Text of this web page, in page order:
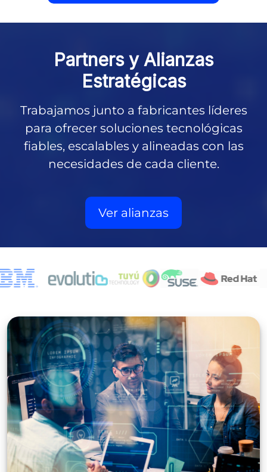
Partners y Alianzas
Estratégicas
Trabajamos junto a fabricantes líderes
para ofrecer soluciones tecnológicas
fiables, escalables y alineadas con las
necesidades de cada cliente.
Ver alianzas